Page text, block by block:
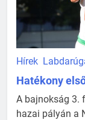
Hírek
Hatékony
A bajnokság 3.
hazai pályán a